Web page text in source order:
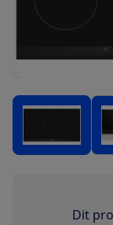
Dit